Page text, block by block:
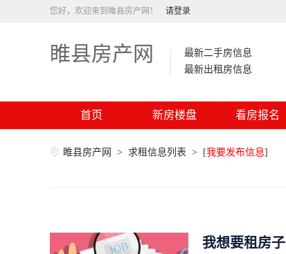
您好，欢迎来到睢县房产网！ 请登录
睢县房产网
最新二手房信息
最新出租房信息
首页 新房楼盘 看房报名
睢县房产网 > 求租信息列表 > [我要发布信息]
我想要租房子